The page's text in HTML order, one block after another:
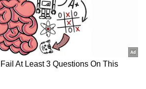
ಆದ್ದರಿಂದ ಅಸೂಯೆ
ಇದರಿಂದಾಗಿ ಅವರು ದುಷ್ಟ
ಶಕ್ತಿಗಳಿಗೆ ಹೆಚ್ಚು ಗುರಿಯಾಗುತ್ತಾರೆ.